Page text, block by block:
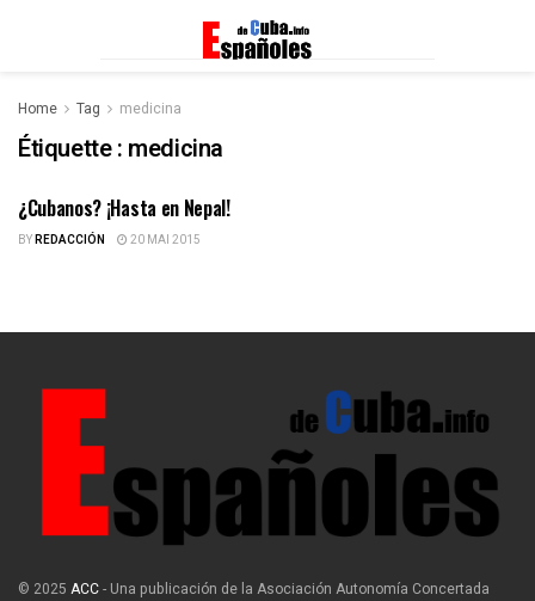
Home Tag medicina
Étiquette : medicina
ESPAÑOLES DE CUBA
¿Cubanos? ¡Hasta en Nepal!
BYREDACCIÓN 20 MAI 2015
© 2025 ACC- Una publicación de la Asociación Autonomía Concertada